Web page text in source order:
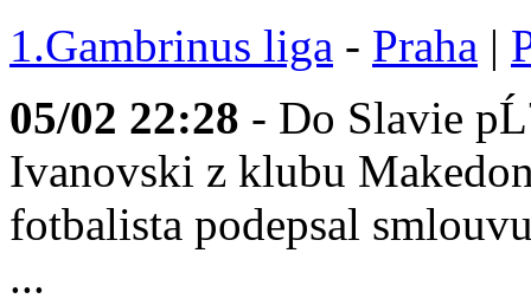
1.Gambrinus liga - Praha |
05/02 22:28 - Do Slavie
Ivanovski z klubu
fotbalista podepsal
...